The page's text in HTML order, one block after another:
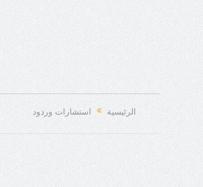
الرئيسية استشارات وردود